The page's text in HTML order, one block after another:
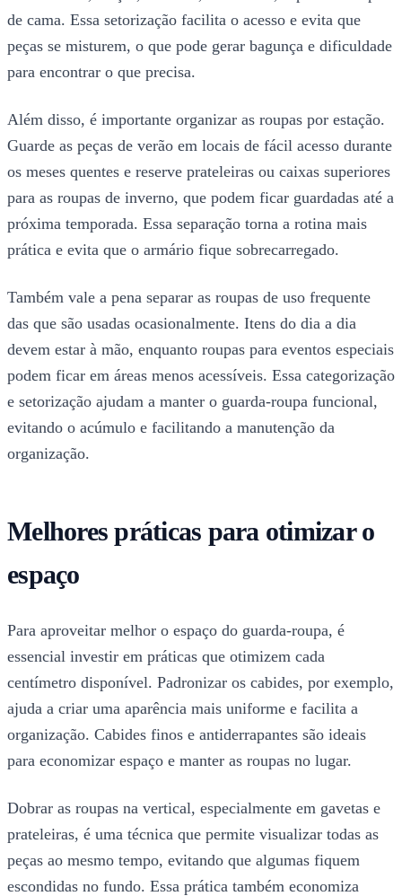
de cama. Essa setorização facilita o acesso e evita que
peças se misturem, o que pode gerar bagunça e dificuldade
para encontrar o que precisa.
Além disso, é importante organizar as roupas por estação.
Guarde as peças de verão em locais de fácil acesso durante
os meses quentes e reserve prateleiras ou caixas superiores
para as roupas de inverno, que podem ficar guardadas até a
próxima temporada. Essa separação torna a rotina mais
prática e evita que o armário fique sobrecarregado.
Também vale a pena separar as roupas de uso frequente
das que são usadas ocasionalmente. Itens do dia a dia
devem estar à mão, enquanto roupas para eventos especiais
podem ficar em áreas menos acessíveis. Essa categorização
e setorização ajudam a manter o guarda-roupa funcional,
evitando o acúmulo e facilitando a manutenção da
organização.
Melhores práticas para otimizar o
espaço
Para aproveitar melhor o espaço do guarda-roupa, é
essencial investir em práticas que otimizem cada
centímetro disponível. Padronizar os cabides, por exemplo,
ajuda a criar uma aparência mais uniforme e facilita a
organização. Cabides finos e antiderrapantes são ideais
para economizar espaço e manter as roupas no lugar.
Dobrar as roupas na vertical, especialmente em gavetas e
prateleiras, é uma técnica que permite visualizar todas as
peças ao mesmo tempo, evitando que algumas fiquem
escondidas no fundo. Essa prática também economiza